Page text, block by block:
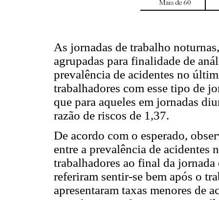
As jornadas de trabalho
agrupadas para finalidade de
prevalência de acidentes no
trabalhadores com esse tipo de
que para aqueles em jornadas
razão de riscos de 1,37.
De acordo com o esperado,
entre a prevalência de acidentes
trabalhadores ao final da
referiram sentir-se bem após o
apresentaram taxas menores de